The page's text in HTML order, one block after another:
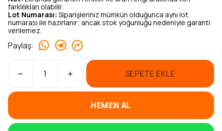
farklılıkları olabilir.
Lot Numarası: Siparişleriniz mümkün olduğunca aynı lot
numarası ile hazırlanır; ancak stok yoğunluğu nedeniyle garanti
verilemez.
Paylaş:
SEPETE EKLE
HEMEN AL